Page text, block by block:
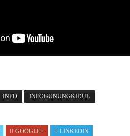
INFO INFOGUNUNGKIDUL
GOOGLE+
LINKEDIN